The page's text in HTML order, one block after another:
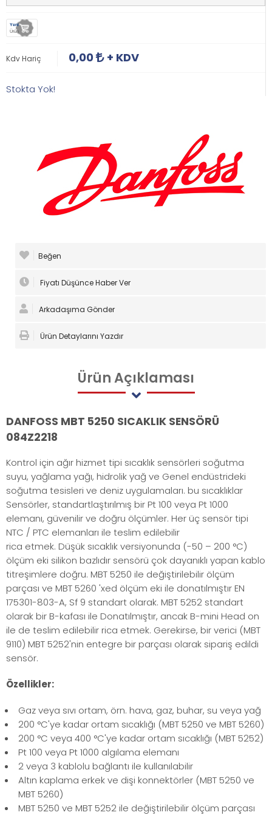
Yeni
Ürün
Kdv Hariç 0,00 + KDV
Stokta Yok!
Beğen
Fiyatı Düşünce Haber Ver
Arkadaşıma Gönder
Ürün Detaylarını Yazdır
ÜrünAçıklaması
DANFOSS MBT 5250 SICAKLIK SENSÖRÜ
084Z2218
Kontrol için ağır hizmet tipi sıcaklık sensörleri soğutma
suyu, yağlama yağı, hidrolik yağ ve Genel endüstrideki
soğutma tesisleri ve deniz uygulamaları. bu sıcaklıklar
Sensörler, standartlaştırılmış bir Pt 100 veya Pt 1000
elemanı, güvenilir ve doğru ölçümler. Her üç sensör tipi
NTC / PTC elemanları ile teslim edilebilir
rica etmek. Düşük sıcaklık versiyonunda (-50 – 200 °C)
ölçüm eki silikon bazlıdır sensörü çok dayanıklı yapan kablo
titreşimlere doğru. MBT 5250 ile değiştirilebilir ölçüm
parçası ve MBT 5260 'xed ölçüm eki ile donatılmıştır EN
175301-803-A, Sf 9 standart olarak. MBT 5252 standart
olarak bir B-kafası ile Donatılmıştır, ancak B-mini Head on
ile de teslim edilebilir rica etmek. Gerekirse, bir verici (MBT
9110) MBT 5252'nin entegre bir parçası olarak sipariş edildi
sensör.
Özellikler:
Gaz veya sıvı ortam, örn. hava, gaz, buhar, su veya yağ
200 °C'ye kadar ortam sıcaklığı (MBT 5250 ve MBT 5260)
200 °C veya 400 °C'ye kadar ortam sıcaklığı (MBT 5252)
Pt 100 veya Pt 1000 algılama elemanı
2 veya 3 kablolu bağlantı ile kullanılabilir
Altın kaplama erkek ve dişi konnektörler (MBT 5250 ve
MBT 5260)
MBT 5250 ve MBT 5252 ile değiştirilebilir ölçüm parçası